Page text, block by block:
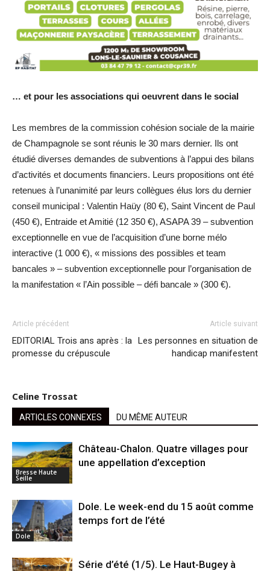
… et pour les associations qui oeuvrent dans le social
Les membres de la commission cohésion sociale de la mairie
de Champagnole se sont réunis le 30 mars dernier. Ils ont
étudié diverses demandes de subventions à l’appui des bilans
d’activités et documents financiers. Leurs propositions ont été
retenues à l’unanimité par leurs collègues élus lors du dernier
conseil municipal : Valentin Haüy (80 €), Saint Vincent de Paul
(450 €), Entraide et Amitié (12 350 €), ASAPA 39 – subvention
exceptionnelle en vue de l’acquisition d’une borne mélo
interactive (1 000 €), « missions des possibles et team
bancales » – subvention exceptionnelle pour l’organisation de
la manifestation « l’Ain possible – défi bancale » (300 €).
Article précédent
EDITORIAL Trois ans après : la
promesse du crépuscule
Article suivant
Les personnes en situation de
handicap manifestent
Celine Trossat
ARTICLES CONNEXES DU MÊME AUTEUR
Bresse Haute
Seille
Château-Chalon. Quatre villages pour
une appellation d’exception
Dole
Dole. Le week-end du 15 août comme
temps fort de l’été
Série d’été (1/5). Le Haut-Bugey à